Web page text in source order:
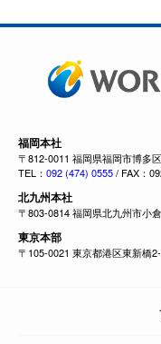
福岡本社
〒812-0011 福岡県福岡市博多
TEL： 092 (474) 0555/ FAX：
北九州本社
〒803-0814 福岡県北九州市小
東京本部
〒105-0021 東京都港区東新橋